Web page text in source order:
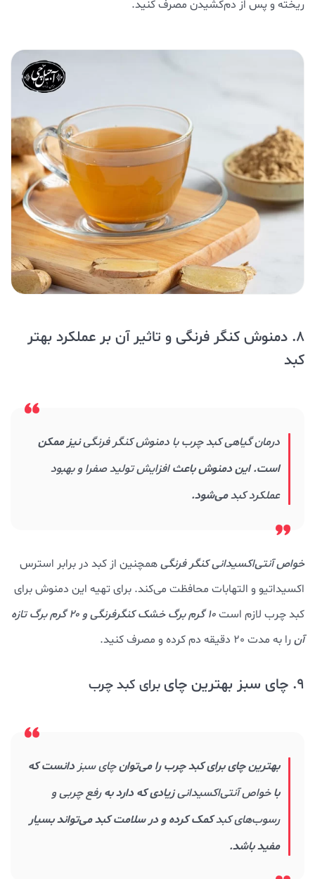
ریخته و پس از دم‌کشیدن مصرف کنید.
8. دمنوش کنگر فرنگی و تاثیر آن بر عملکرد بهتر
کبد
درمان گیاهی کبد چرب با دمنوش کنگر فرنگینیز ممکن
است. این دمنوش باعثافزایش تولید صفرا و بهبود
عملکرد کبدمی‌شود.
خواص آنتی‌اکسیدانی کنگر فرنگیهمچنین از کبد در برابر استرس
اکسیداتیو و التهابات محافظت می‌کند. برای تهیه این دمنوش برای
کبد چرب لازم است
10 گرم برگ خشک کنگرفرنگی و 20 گرم برگ تازه
آن را به مدت 20 دقیقه دم کرده و مصرف کنید.
9. چای سبز بهترین چای برای کبد چرب
بهترین چای برای کبد چرب را می‌توانچای سبز دانست که
باخواص آنتی‌اکسیدانیزیادی که دارد بهرفع چربی و
رسوب‌های کبدکمک کرده و در سلامت کبد می‌تواند بسیار
مفید باشد.